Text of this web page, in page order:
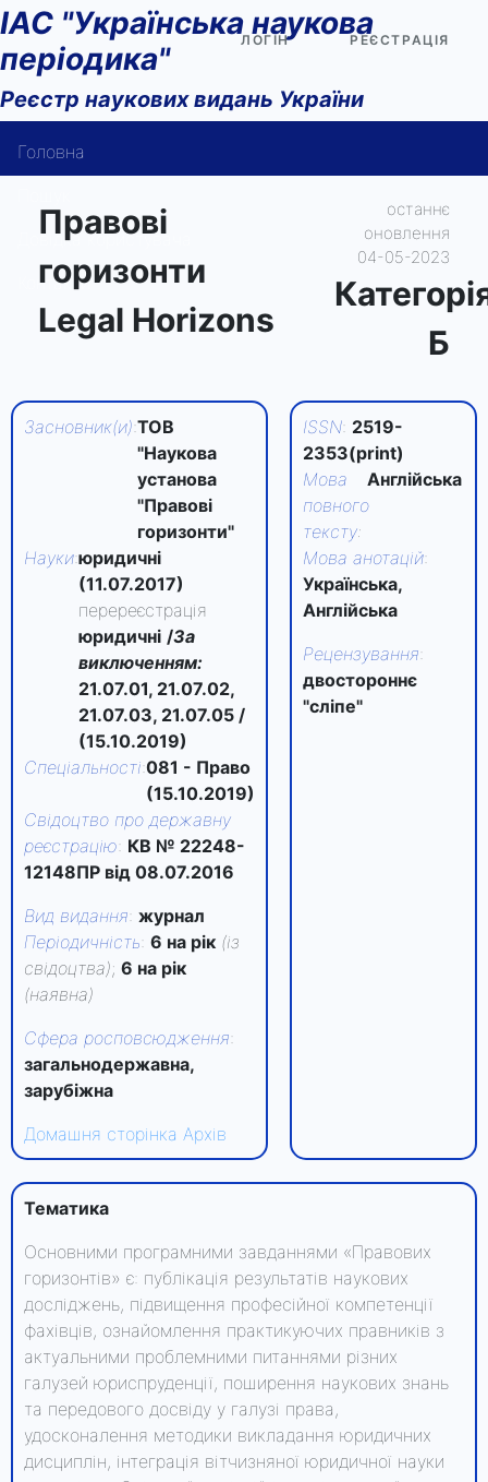
ІАС "Українська наукова
періодика"
Реєстр наукових видань України
ЛОГІН РЕЄСТРАЦІЯ
Головна
Довідка користувача
Контакти
Правові
горизонти
Legal Horizons
останнє
оновлення
04-05-2023
Б
Засновник(и):ТОВ
"Наукова
установа
"Правові
горизонти"
Науки:юридичні
(11.07.2017)
перереєстрація
юридичні /За
виключенням:
21.07.01, 21.07.02,
21.07.03, 21.07.05 /
(15.10.2019)
Спеціальності:081 - Право
(15.10.2019)
Свідоцтво про державну
реєстрацію: КВ № 22248-
12148ПР від 08.07.2016
Вид видання: журнал
Періодичність: 6 на рік (із
свідоцтва); 6 на рік
(наявна)
Сфера росповсюдження:
загальнодержавна,
зарубіжна
Домашня сторінка Архів
ISSN: 2519-
2353(print)
Мова
повного
тексту:
Англійська
Мова анотацій:
Українська,
Англійська
Рецензування:
двостороннє
"сліпе"
Тематика
Основними програмними завданнями «Правових
горизонтів» є: публікація результатів наукових
досліджень, підвищення професійної компетенції
фахівців, ознайомлення практикуючих правників з
актуальними проблемними питаннями різних
галузей юриспруденції, поширення наукових знань
та передового досвіду у галузі права,
удосконалення методики викладання юридичних
дисциплін, інтеграція вітчизняної юридичної науки